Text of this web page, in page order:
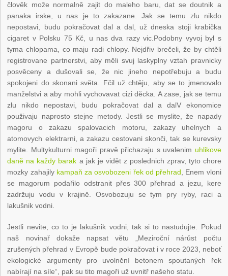
člověk može normalně zajit do maleho baru, dat se doutnik a
panaka irske, u nas je to zakazane. Jak se temu zlu nikdo
nepostavi, budu pokračovat dal a dal, už dneska stoji krabička
cigaret v Polsku 75 Kč, u nas dva razy vic.Podobny vyvoj byl s
tyma chlopama, co maju radi chlopy. Nejdřiv brečeli, že by chtěli
registrovane partnerstvi, aby měli svuj laskyplny vztah pravnicky
posvěceny a dušovali se, že nic jineho nepotřebuju a budu
spokojeni do skonani světa. Fčil už chtěju, aby se to jmenovalo
manželstvi a aby mohli vychovavat cizi děcka. A zase, jak se temu
zlu nikdo nepostavi, budu pokračovat dal a dalV ekonomice
použivaju naprosto stejne metody. Jestli se myslite, že napady
magoru o zakazu spalovacich motoru, zakazy uhelnych a
atomovych elektrarni, a zakazu cestovani skonči, tak se kurevsky
mylite. Multykulturni magoři pravě přichazaju s uvalenim uhlikove
daně na každy barak a jak je vidět z poslednich zprav, tyto chore
mozky zahajily kampaň za osvobozeni řek od přehrad, Enem vloni
se magorum podařilo odstranit přes 300 přehrad a jezu, kere
zadržuju vodu v krajině. Osvobozuju se tym pry ryby, raci a
lakušnik vodni.
Jestli nevite, co to je lakušnik vodni, tak si to nastudujte. Pokud
naš novinař dokaže napsat větu „Meziroční nárůst počtu
zrušených přehrad v Evropě bude pokračovat i v roce 2023, neboť
ekologické argumenty pro uvolnění betonem spoutaných řek
nabírají na síle“, pak su tito magoři už uvnitř našeho statu.